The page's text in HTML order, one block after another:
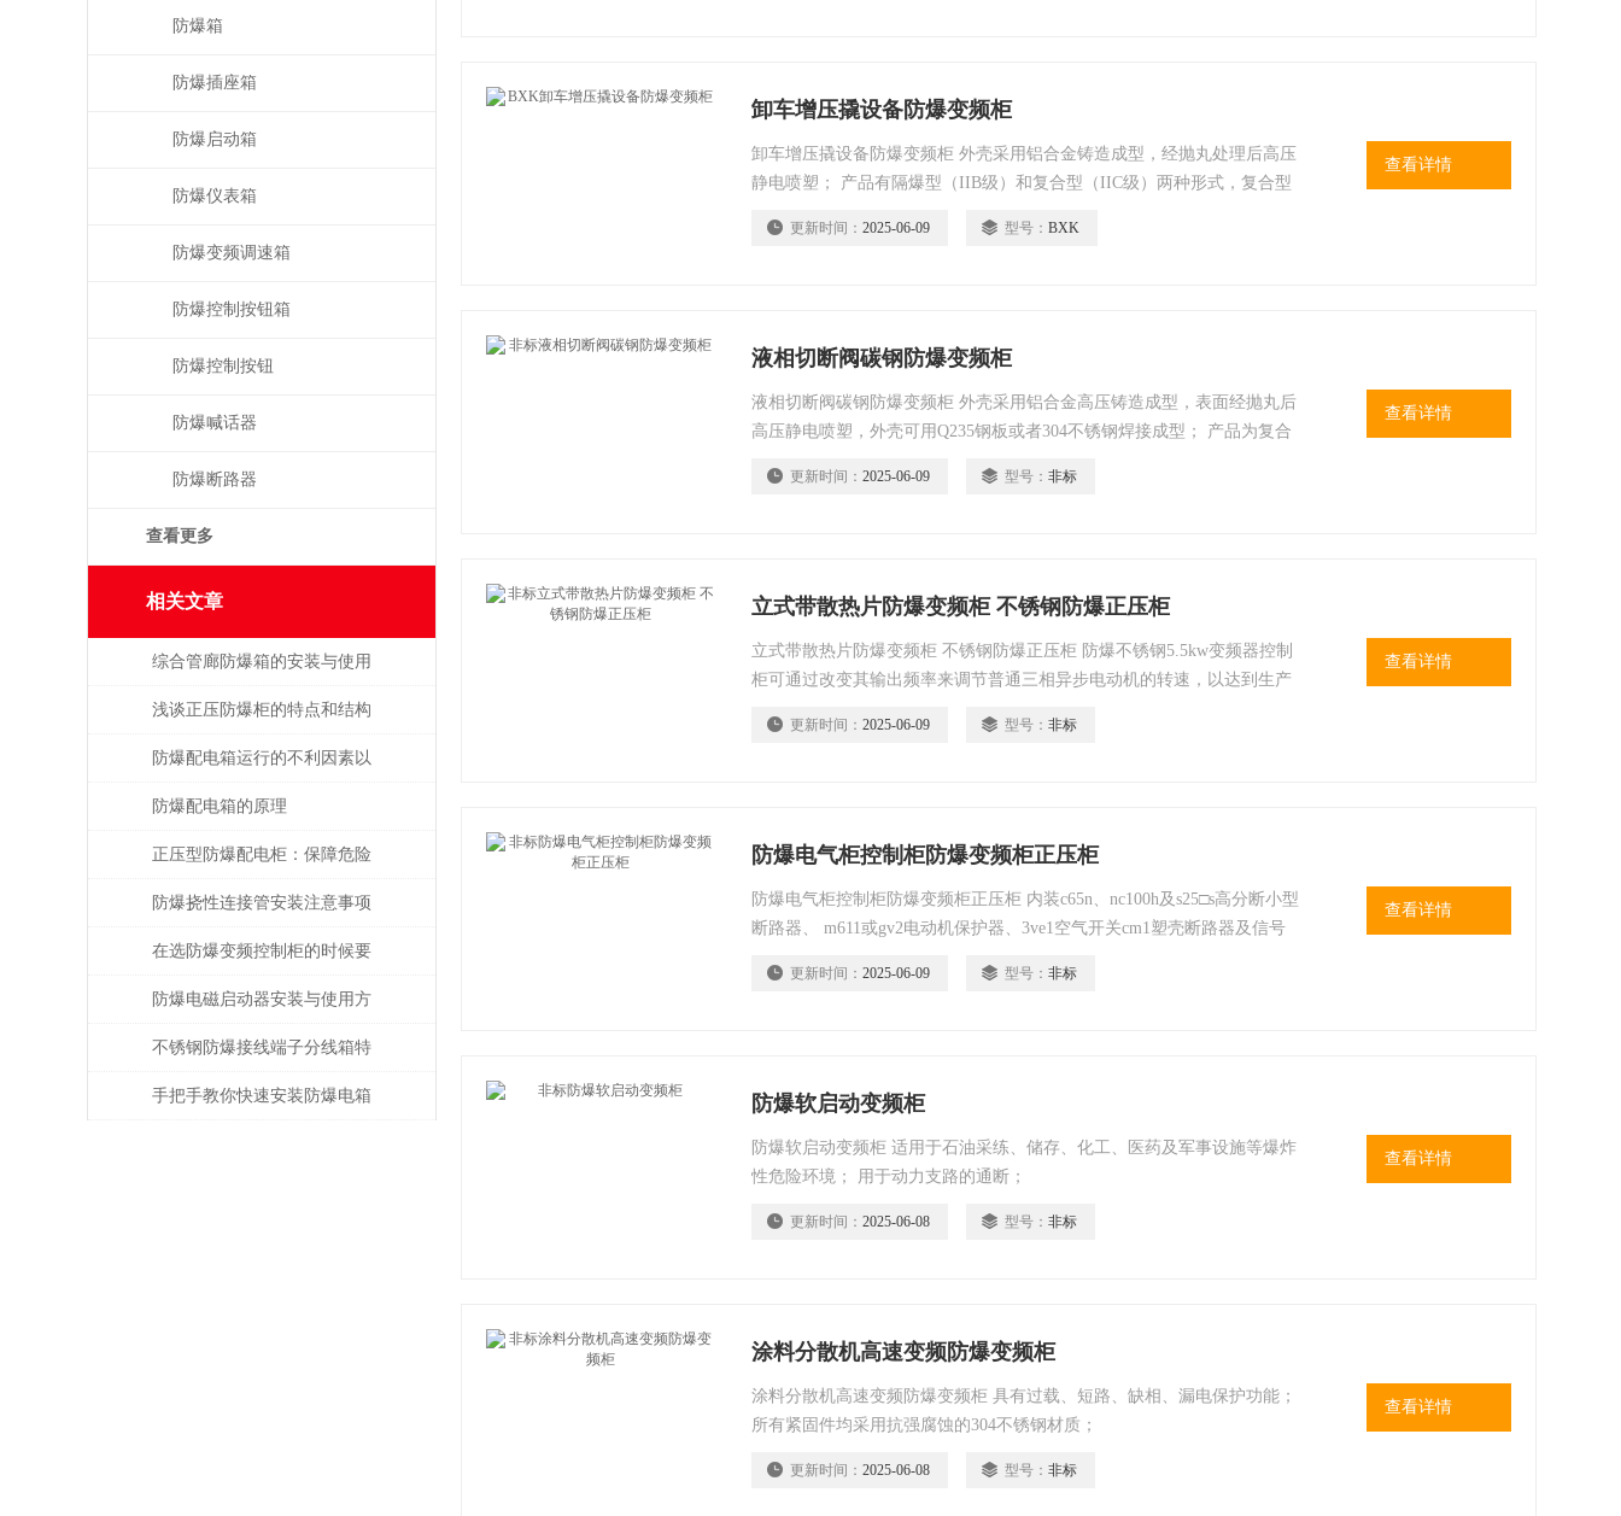
防爆箱
防爆插座箱
防爆启动箱
防爆仪表箱
防爆变频调速箱
防爆控制按钮箱
防爆控制按钮
防爆喊话器
防爆断路器
查看更多
相关文章
综合管廊防爆箱的安装与使用
规范
浅谈正压防爆柜的特点和结构
形式
防爆配电箱运行的不利因素以
及应对策略
防爆配电箱的原理
正压型防爆配电柜：保障危险
场所电气安全的利器
防爆挠性连接管安装注意事项
在选防爆变频控制柜的时候要
记住的3大原则
防爆电磁启动器安装与使用方
法
不锈钢防爆接线端子分线箱特
点分析
手把手教你快速安装防爆电箱
卸车增压撬设备防爆变频柜
卸车增压撬设备防爆变频柜 外壳采用铝合金铸造成型，经抛丸处理后高压
静电喷塑； 产品有隔爆型（IIB级）和复合型（IIC级）两种形式，复合型
流表、电压表、电位器等，可按用户要求配装其他仪表；
更新时间： 2025-06-09 型号： BXK
查看详情
液相切断阀碳钢防爆变频柜
液相切断阀碳钢防爆变频柜 外壳采用铝合金高压铸造成型，表面经抛丸后
高压静电喷塑，外壳可用Q235钢板或者304不锈钢焊接成型； 产品为复合
更新时间： 2025-06-09 型号： 非标
查看详情
立式带散热片防爆变频柜 不锈钢防爆正压柜
立式带散热片防爆变频柜 不锈钢防爆正压柜 防爆不锈钢5.5kw变频器控制
柜可通过改变其输出频率来调节普通三相异步电动机的转速，以达到生产
机软启动控制器，有可通过传感器，变送器等控制电路组成闭环调速系统
更新时间： 2025-06-09 型号： 非标
查看详情
防爆电气柜控制柜防爆变频柜正压柜
防爆电气柜控制柜防爆变频柜正压柜 内装c65n、nc100h及s25□s高分断小型
断路器、 m611或gv2电动机保护器、3ve1空气开关cm1塑壳断路器及信号
选择，组合
更新时间： 2025-06-09 型号： 非标
查看详情
防爆软启动变频柜
防爆软启动变频柜 适用于石油采练、储存、化工、医药及军事设施等爆炸
性危险环境； 用于动力支路的通断；
更新时间： 2025-06-08 型号： 非标
查看详情
涂料分散机高速变频防爆变频柜
涂料分散机高速变频防爆变频柜 具有过载、短路、缺相、漏电保护功能；
所有紧固件均采用抗强腐蚀的304不锈钢材质；
更新时间： 2025-06-08 型号： 非标
查看详情